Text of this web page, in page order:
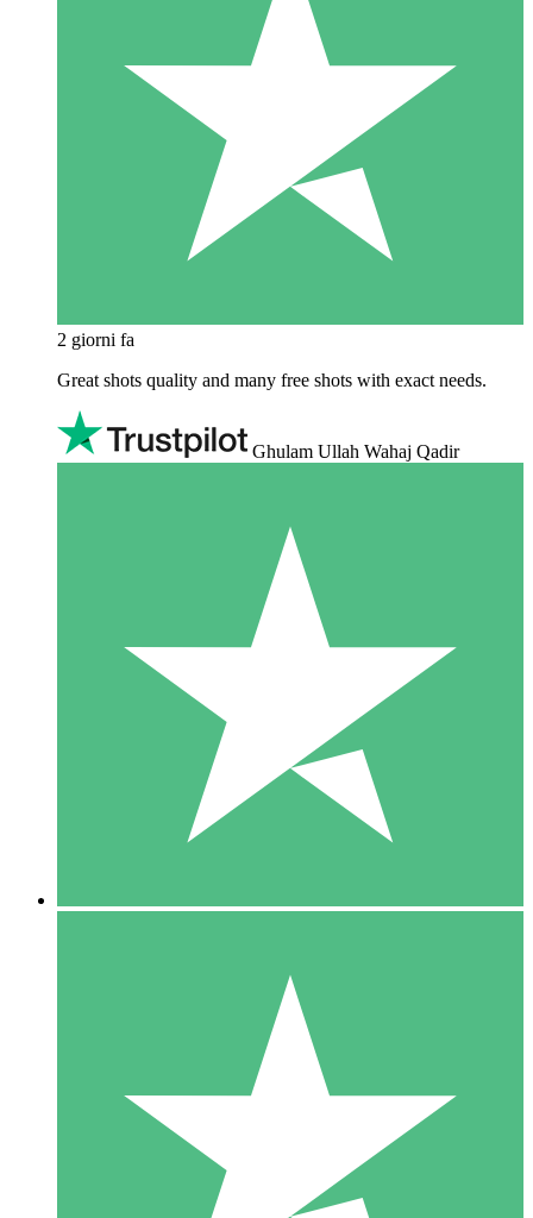
2 giorni fa
Great shots quality and many free shots with exact needs.
Ghulam Ullah Wahaj Qadir